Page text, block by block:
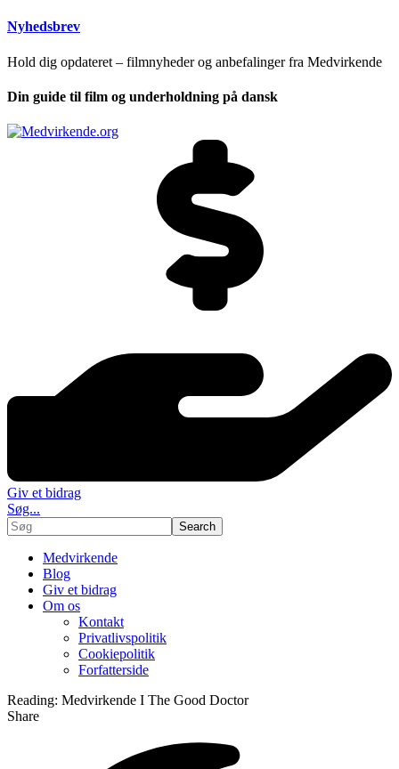
Nyhedsbrev
Hold dig opdateret – filmnyheder og anbefalinger fra Medvirkende
Din guide til film og underholdning på dansk
Giv et bidrag
Søg...
Medvirkende
Blog
Giv et bidrag
Om os
Kontakt
Privatlivspolitik
Cookiepolitik
Forfatterside
Reading: Medvirkende I The Good Doctor
Share